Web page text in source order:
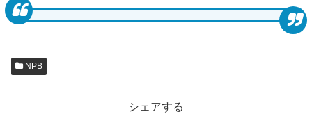
NPB
シェアする